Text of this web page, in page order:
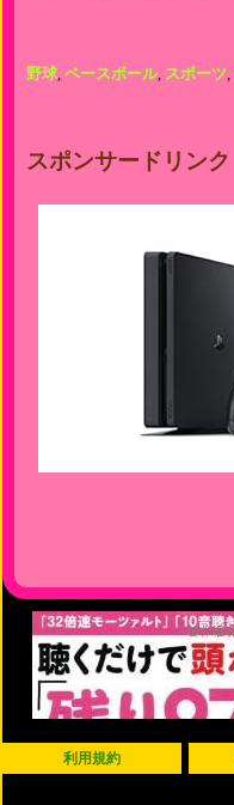
野球, ベースボール, スポーツ,
スポンサードリンク
利用規約